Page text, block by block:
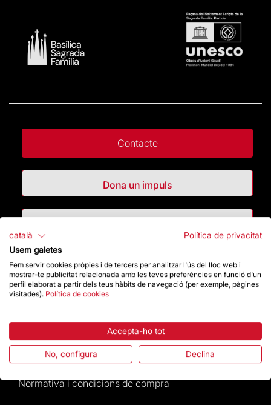
Contacte
Dona un impuls
Destacats
La Fundació
Preguntes freqüents
Atenció al Visitant
Normativa i condicions de compra
català
Política de privacitat
Usem galetes
Fem servir cookies pròpies i de tercers per analitzar l'ús del lloc web i
mostrar-te publicitat relacionada amb les teves preferències en funció d'un
perfil elaborat a partir dels teus hàbits de navegació (per exemple, pàgines
visitades). Política de cookies
Accepta-ho tot
No, configura Declina